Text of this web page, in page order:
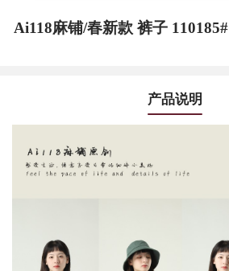
Ai118麻铺/春新款 裤子 110185#
产品说明